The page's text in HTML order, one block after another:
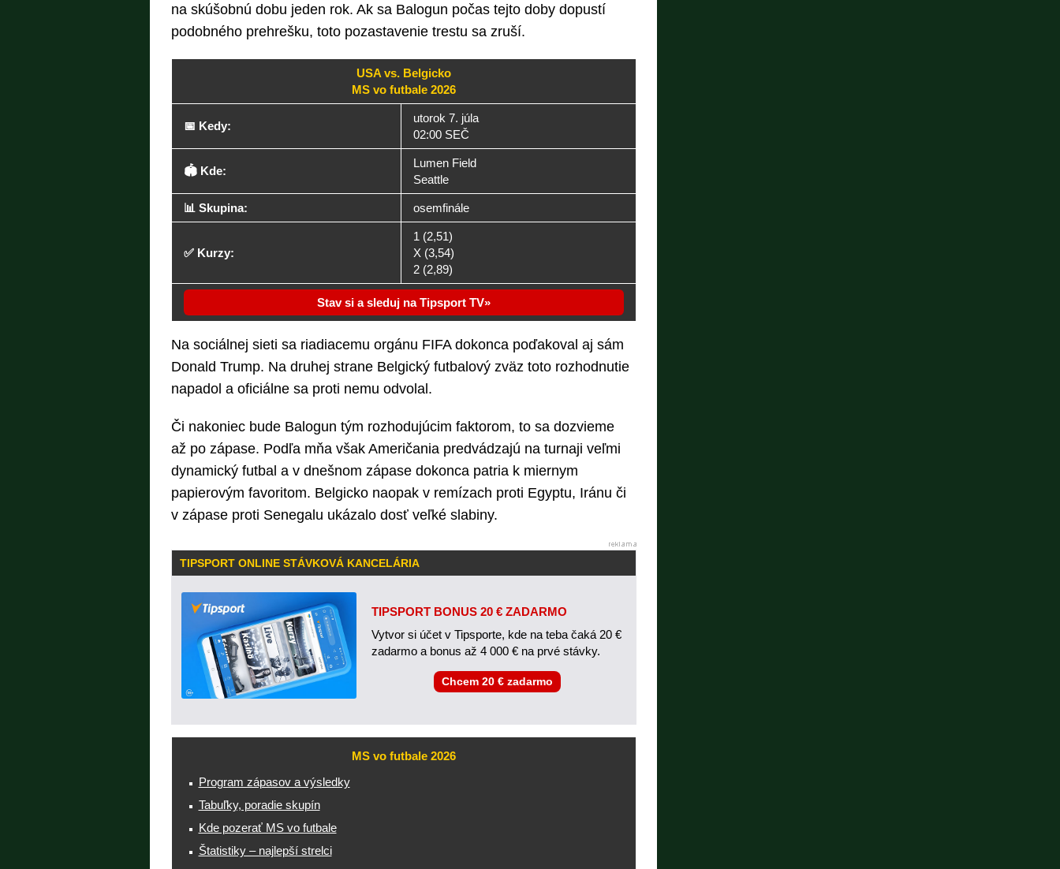
na skúšobnú dobu jeden rok. Ak sa Balogun počas tejto doby dopustí
podobného prehrešku, toto pozastavenie trestu sa zruší.
USA vs. Belgicko
MS vo futbale 2026
📅 Kedy:
utorok 7. júla
02:00 SEČ
🏟️ Kde:
Lumen Field
Seattle
📊 Skupina: osemfinále
✅ Kurzy:
1 (2,51)
X (3,54)
2 (2,89)
Stav si a sleduj na Tipsport TV
Na sociálnej sieti sa riadiacemu orgánu FIFA dokonca poďakoval aj sám
Donald Trump. Na druhej strane Belgický futbalový zväz toto rozhodnutie
napadol a oficiálne sa proti nemu odvolal.
Či nakoniec bude Balogun tým rozhodujúcim faktorom, to sa dozvieme
až po zápase. Podľa mňa však Američania predvádzajú na turnaji veľmi
dynamický futbal a v dnešnom zápase dokonca patria k miernym
papierovým favoritom. Belgicko naopak v remízach proti Egyptu, Iránu či
v zápase proti Senegalu ukázalo dosť veľké slabiny.
TIPSPORT ONLINE STÁVKOVÁ KANCELÁRIA
TIPSPORT BONUS 20 € ZADARMO
Vytvor si účet v Tipsporte, kde na teba čaká 20 €
zadarmo a bonus až 4 000 € na prvé stávky.
Chcem 20 € zadarmo
MS vo futbale 2026
Program zápasov a výsledky
Tabuľky, poradie skupín
Kde pozerať MS vo futbale
Štatistiky – najlepší strelci